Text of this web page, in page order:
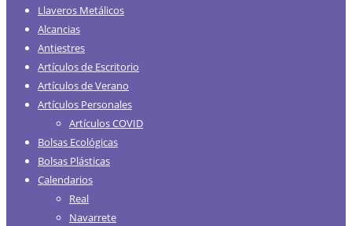
Llaveros Metálicos
Alcancias
Antiestres
Artículos de Escritorio
Artículos de Verano
Artículos Personales
Artículos COVID
Bolsas Ecológicas
Bolsas Plásticas
Calendarios
Real
Navarrete